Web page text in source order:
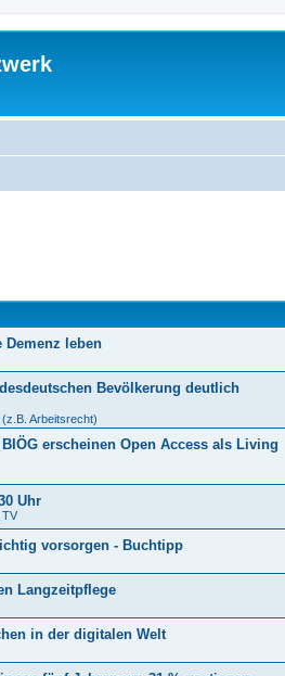
Demenz leben
Bevölkerung deutlich
Arbeitsrecht)
erscheinen Open Access als Living
Uhr
TV
vorsorgen - Buchtipp
Langzeitpflege
in der digitalen Welt